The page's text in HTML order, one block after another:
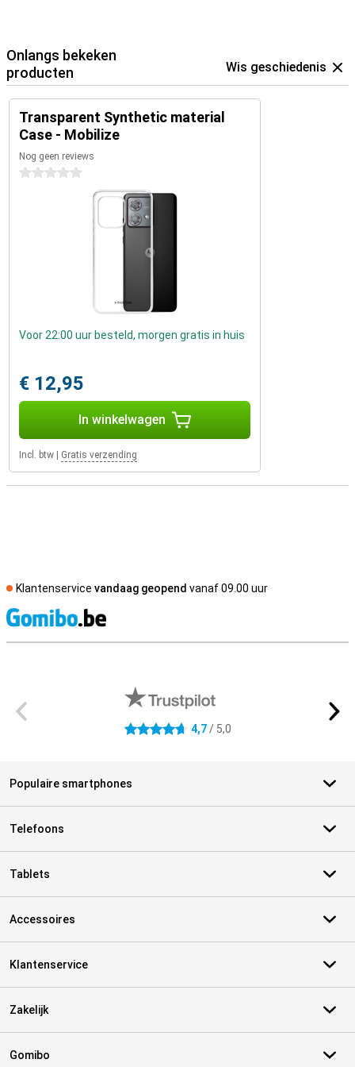
Onlangs bekeken
producten
Wis geschiedenis
Transparent Synthetic material
Case - Mobilize
Nog geen reviews
0 sterren
Voor 22:00 uur besteld, morgen gratis in huis
€ 12,95
In winkelwagen
Incl. btw Gratis verzending
Klantenservice vandaag geopend vanaf 09.00 uur
4.7 sterren 4,7/ 5,0
Populaire smartphones
Telefoons
Tablets
Accessoires
Klantenservice
Zakelijk
Gomibo